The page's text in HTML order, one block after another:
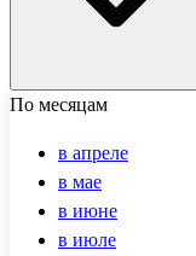
По месяцам
в апреле
в мае
в июне
в июле